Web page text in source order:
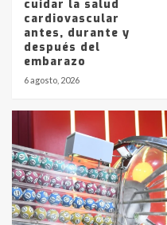
cuidar la salud
cardiovascular
antes, durante y
después del
embarazo
6 agosto, 2026